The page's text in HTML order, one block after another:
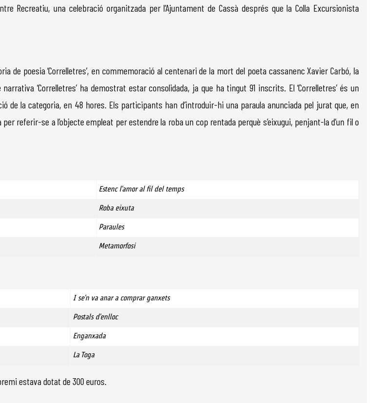
Recreatiu, una celebració organitzada per l’Ajuntament de Cassà després que la Colla Excursionista
de poesia ‘Correlletres’, en commemoració al centenari de la mort del poeta cassanenc Xavier Carbó, la
‘Correlletres’ ha demostrat estar consolidada, ja que ha tingut 91 inscrits. El ‘Correlletres’ és un
la categoria, en 48 hores. Els participants han d’introduir-hi una paraula anunciada pel jurat que, en
referir-se a l’objecte empleat per estendre la roba un cop rentada perquè s’eixugui, penjant-la d’un fil o
Estenc l'amor al fil del temps
Roba eixuta
Paraules
Metamorfosi
I se'n va anar a comprar ganxets
Postals d'enlloc
Enganxada
La Toga
estava dotat de 300 euros.